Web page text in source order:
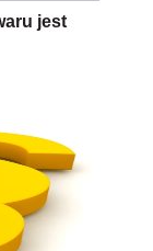
jest